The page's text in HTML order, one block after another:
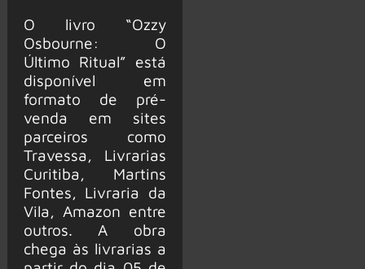
O livro “Ozzy
Osbourne: O
Último Ritual” está
disponível em
formato de pré-
venda em sites
parceiros como
Travessa, Livrarias
Curitiba, Martins
Fontes, Livraria da
Vila, Amazon entre
outros. A obra
chega às livrarias a